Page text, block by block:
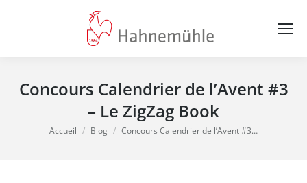
Concours Calendrier de l’Avent #3
– Le ZigZag Book
Vous êtes ici :
Accueil Blog Concours Calendrier de l’Avent #3…